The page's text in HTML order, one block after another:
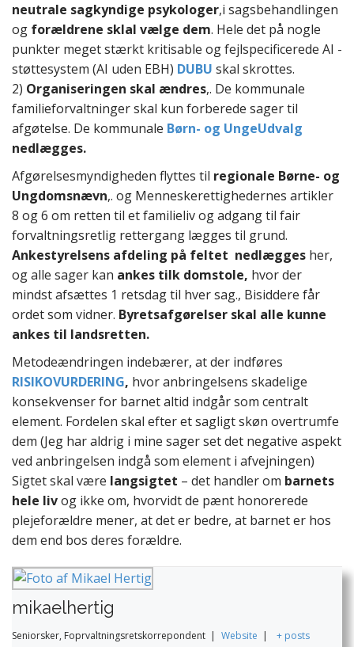
neutrale sagkyndige psykologer,i sagsbehandlingen
og forældrene sklal vælge dem. Hele det på nogle
punkter meget stærkt kritisable og fejlspecificerede AI -
støttesystem (AI uden EBH) DUBU skal skrottes.
2) Organiseringen skal ændres,. De kommunale
familieforvaltninger skal kun forberede sager til
afgøtelse. De kommunale Børn- og UngeUdvalg
nedlægges.
Afgørelsesmyndigheden flyttes til regionale Børne- og
Ungdomsnævn,. og Menneskerettighedernes artikler
8 og 6 om retten til et familieliv og adgang til fair
forvaltningsretlig rettergang lægges til grund.
Ankestyrelsens afdeling på feltet nedlægges her,
og alle sager kan ankes tilk domstole, hvor der
mindst afsættes 1 retsdag til hver sag., Bisiddere får
ordet som vidner. Byretsafgørelser skal alle kunne
ankes til landsretten.
Metodeændringen indebærer, at der indføres
RISIKOVURDERING, hvor anbringelsens skadelige
konsekvenser for barnet altid indgår som centralt
element. Fordelen skal efter et sagligt skøn overtrumfe
dem (Jeg har aldrig i mine sager set det negative aspekt
ved anbringelsen indgå som element i afvejningen)
Sigtet skal være langsigtet – det handler om barnets
hele livog ikke om, hvorvidt de pænt honorerede
plejeforældre mener, at det er bedre, at barnet er hos
dem end bos deres forældre.
mikaelhertig
Seniorsker, Foprvaltningsretskorrepondent | Website | + posts